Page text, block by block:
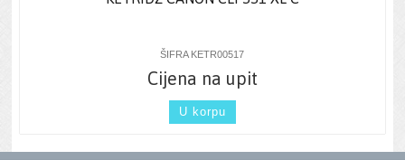
ŠIFRA KETR00517
Cijena na upit
U korpu